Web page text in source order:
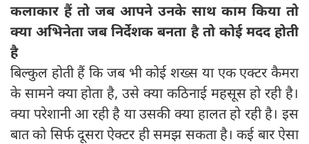
कलाकार हैं तो जब आपने उनके साथ काम किया तो
क्या अभिनेता जब निर्देशक बनता है तो कोई मदद होती
है
बिल्कुल होती हैं कि जब भी कोई शख्स या एक एक्टर कैमरा
के सामने क्या होता है, उसे क्या कठिनाई महसूस हो रही है।
क्या परेशानी आ रही है या उसकी क्या हालत हो रही है। इस
बात को सिर्फ दूसरा ऐक्टर ही समझ सकता है। कई बार ऐसा